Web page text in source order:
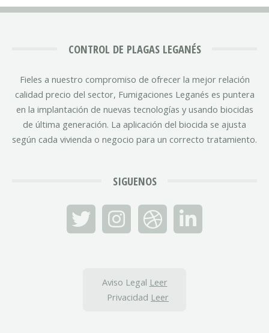
CONTROL DE PLAGAS LEGANÉS
Fieles a nuestro compromiso de ofrecer la mejor relación
calidad precio del sector, Fumigaciones Leganés es puntera
en la implantación de nuevas tecnologías y usando biocidas
de última generación. La aplicación del biocida se ajusta
según cada vivienda o negocio para un correcto tratamiento.
SIGUENOS
Aviso Legal Leer
Privacidad Leer